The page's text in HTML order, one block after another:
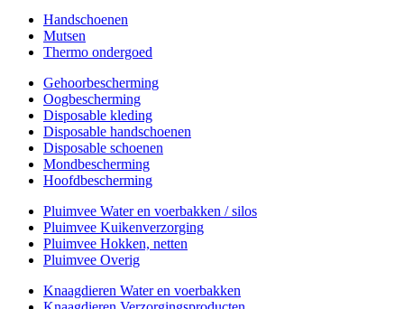
Handschoenen
Mutsen
Thermo ondergoed
Gehoorbescherming
Oogbescherming
Disposable kleding
Disposable handschoenen
Disposable schoenen
Mondbescherming
Hoofdbescherming
Pluimvee Water en voerbakken / silos
Pluimvee Kuikenverzorging
Pluimvee Hokken, netten
Pluimvee Overig
Knaagdieren Water en voerbakken